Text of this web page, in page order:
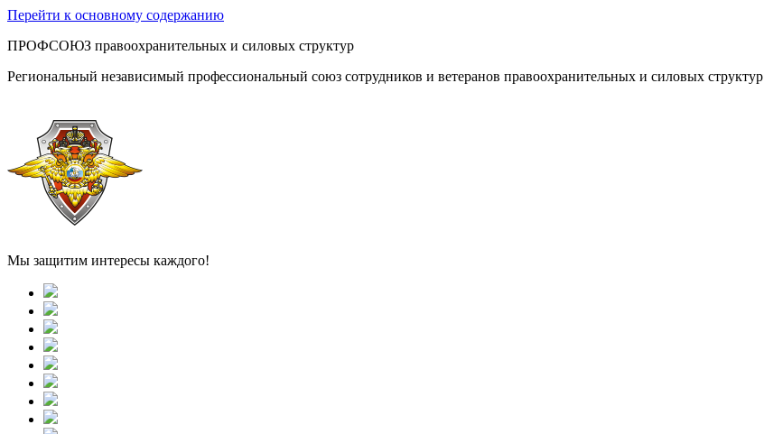
Перейти к основному содержанию
ПРОФСОЮЗ правоохранительных и силовых структур
Региональный независимый профессиональный союз сотрудников и ветеранов правоохранительных и силовых структур
Мы защитим интересы каждого!